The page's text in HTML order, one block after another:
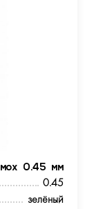
мох 0.45 мм
0.45
зелёный